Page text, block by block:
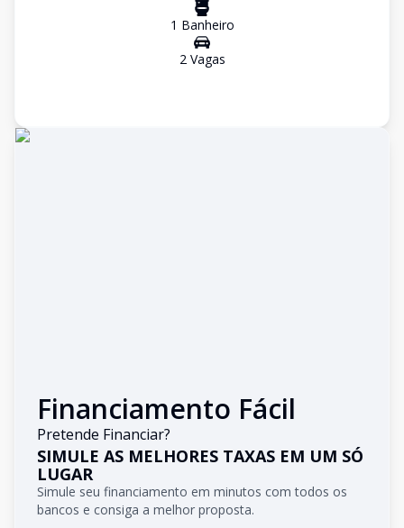
1 Banheiro
2Vagas
Financiamento Fácil
Pretende Financiar?
SIMULE AS MELHORES TAXAS EM UM SÓ
LUGAR
Simule seu financiamento em minutos com todos os
bancos e consiga a melhor proposta.